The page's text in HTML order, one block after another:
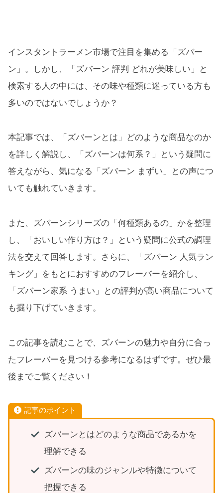
インスタントラーメン市場で注目を集める「ズバー
ン」。しかし、「ズバーン 評判 どれが美味しい」と
検索する人の中には、その味や種類に迷っている方も
多いのではないでしょうか？
本記事では、「ズバーンとは」どのような商品なのか
を詳しく解説し、「ズバーンは何系？」という疑問に
答えながら、気になる「ズバーン まずい」との声につ
いても触れていきます。
また、ズバーンシリーズの「何種類あるの」かを整理
し、「おいしい作り方は？」という疑問に公式の調理
法を交えて回答します。さらに、「ズバーン 人気ラン
キング」をもとにおすすめのフレーバーを紹介し、
「ズバーン家系 うまい」との評判が高い商品について
も掘り下げていきます。
この記事を読むことで、ズバーンの魅力や自分に合っ
たフレーバーを見つける参考になるはずです。ぜひ最
後までご覧ください！
記事のポイント
ズバーンとはどのような商品であるかを
理解できる
ズバーンの味のジャンルや特徴について
把握できる